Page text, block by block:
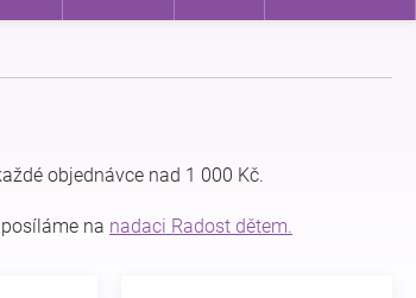
objednávce nad 1 000 Kč.
posíláme na nadaci Radost dětem.